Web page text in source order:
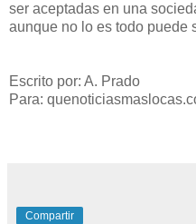
ser aceptadas en una
aunque no lo es todo puede
Escrito por: A. Prado
Para:
Compartir